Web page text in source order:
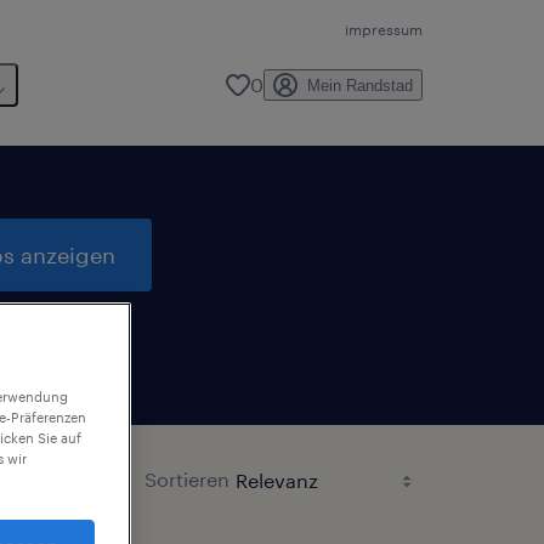
impressum
0 Mein Randstad
anzeigen
Sortieren
Präferenzen
Sie auf
wir